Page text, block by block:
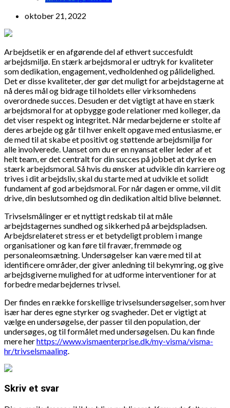
oktober 21, 2022
Arbejdsetik er en afgørende del af ethvert succesfuldt
arbejdsmiljø. En stærk arbejdsmoral er udtryk for kvaliteter
som dedikation, engagement, vedholdenhed og pålidelighed.
Det er disse kvaliteter, der gør det muligt for arbejdstagerne at
nå deres mål og bidrage til holdets eller virksomhedens
overordnede succes. Desuden er det vigtigt at have en stærk
arbejdsmoral for at opbygge gode relationer med kolleger, da
det viser respekt og integritet. Når medarbejderne er stolte af
deres arbejde og går til hver enkelt opgave med entusiasme, er
de med til at skabe et positivt og støttende arbejdsmiljø for
alle involverede. Uanset om du er en nyansat eller leder af et
helt team, er det centralt for din succes på jobbet at dyrke en
stærk arbejdsmoral. Så hvis du ønsker at udvikle din karriere og
trives i dit arbejdsliv, skal du starte med at udvikle et solidt
fundament af god arbejdsmoral. For når dagen er omme, vil dit
drive, din beslutsomhed og din dedikation altid blive belønnet.
Trivselsmålinger er et nyttigt redskab til at måle
arbejdstagernes sundhed og sikkerhed på arbejdspladsen.
Arbejdsrelateret stress er et betydeligt problem i mange
organisationer og kan føre til fravær, fremmøde og
personaleomsætning. Undersøgelser kan være med til at
identificere områder, der giver anledning til bekymring, og give
arbejdsgiverne mulighed for at udforme interventioner for at
forbedre medarbejdernes trivsel.
Der findes en række forskellige trivselsundersøgelser, som hver
især har deres egne styrker og svagheder. Det er vigtigt at
vælge en undersøgelse, der passer til den population, der
undersøges, og til formålet med undersøgelsen. Du kan finde
mere herhttps://www.vismaenterprise.dk/my-visma/visma-
hr/trivselsmaaling
Skriv et svar